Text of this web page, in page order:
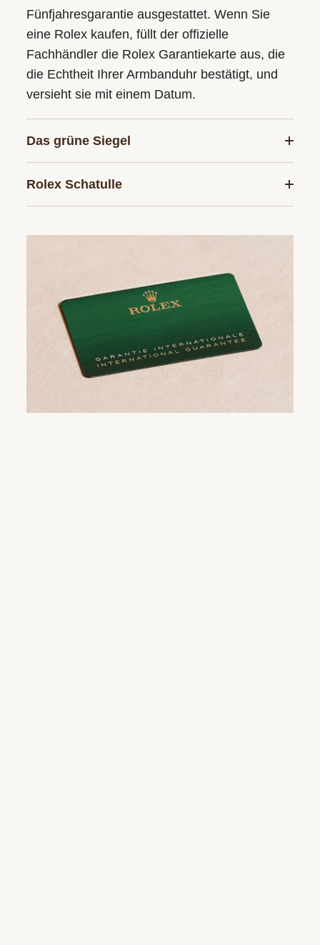
Fünfjahresgarantie ausgestattet. Wenn Sie
eine Rolex kaufen, füllt der offizielle
Fachhändler die Rolex Garantiekarte aus, die
die Echtheit Ihrer Armbanduhr bestätigt, und
versieht sie mit einem Datum.
Das grüne Siegel
Rolex Schatulle